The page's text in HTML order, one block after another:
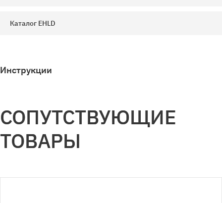
Каталог EHLD
Инструкции
СОПУТСТВУЮЩИЕ
ТОВАРЫ